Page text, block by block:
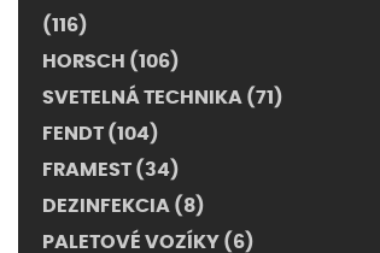
(116)
HORSCH (106)
SVETELNÁ TECHNIKA (71)
FENDT (104)
FRAMEST (34)
DEZINFEKCIA (8)
PALETOVÉ VOZÍKY (6)